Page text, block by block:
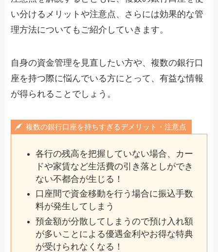
い分けるメリットや注意点、さらには効果的な管
理方法についてもご紹介していきます。
自身の資金管理を見直したい方や、複数の銀行口
座を持つ際に悩んでいる方にとって、有益な情報
が得られることでしょう。
複数の銀行口座を持ちすぎるデメリット・注意点
各行の残高を把握していない場合、カー
ドや家賃など生活費の引き落としができ
ない不都合が生じる！
口座間で資金移動を行う場合に振込手数
料が発生してしまう
預金額が分散してしまうので預け入れ額
が多いことによる優遇金利やお得な特典
が受けられなくなる！